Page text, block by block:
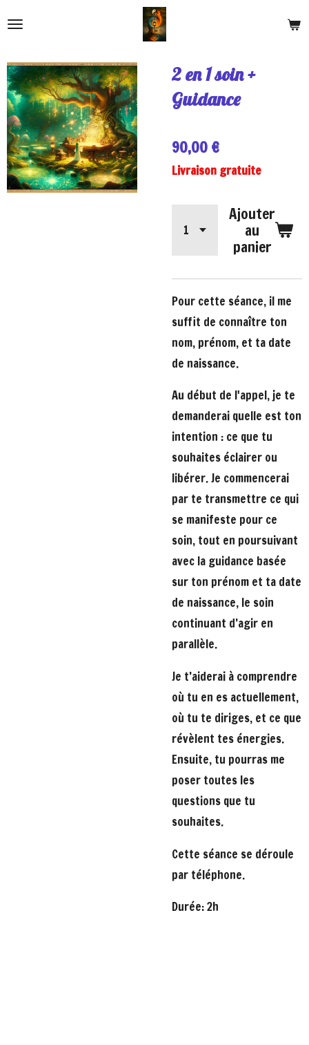
Passer
principal
2 en 1 soin +
Guidance
90,00 €
Livraison gratuite
Ajouter
au
panier
Pour cette séance, il me
suffit de connaître ton
nom, prénom, et ta date
de naissance.
Au début de l'appel, je te
demanderai quelle est ton
intention : ce que tu
souhaites éclairer ou
libérer. Je commencerai
par te transmettre ce qui
se manifeste pour ce
soin, tout en poursuivant
avec la guidance basée
sur ton prénom et ta date
de naissance, le soin
continuant d’agir en
parallèle.
Je t’aiderai à comprendre
où tu en es actuellement,
où tu te diriges, et ce que
révèlent tes énergies.
Ensuite, tu pourras me
poser toutes les
questions que tu
souhaites.
Cette séance se déroule
par téléphone.
Durée: 2h